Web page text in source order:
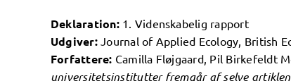
Deklaration: 1. Videnskabelig rapport
Udgiver:Journal of Applied Ecology, British
Forfattere: Camilla Fløjgaard, Pil Birkefeldt
universitetsinstitutter fremgår af selve